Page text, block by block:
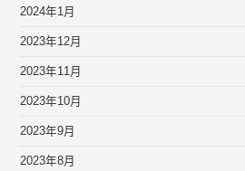
2024年1月
2023年12月
2023年11月
2023年10月
2023年9月
2023年8月